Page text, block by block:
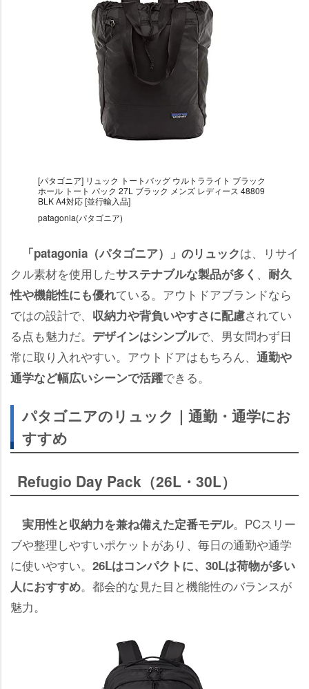
[パタゴニア] リュック トートバッグ ウルトラライト ブラック
ホール トート パック 27L ブラック メンズ レディース 48809
BLK A4対応 [並行輸入品]
patagonia(パタゴニア)
「patagonia（パタゴニア）」のリュックは、リサイ
クル素材を使用したサステナブルな製品が多く 、 耐久
性や機能性にも優れている。アウトドアブランドなら
ではの設計で、 収納力や背負いやすさに配慮されてい
る点も魅力だ。 デザインはシンプルで、男女問わず日
常に取り入れやすい。アウトドアはもちろん、 通勤
通学など幅広いシーンで活躍できる。
パタゴニアのリュック｜通勤・通学にお
すすめ
Refugio Day Pack（26L・30L）
実用性と収納力を兼ね備えた定番モデル。PCスリー
ブや整理しやすいポケットがあり、毎日の通勤や通学
に使いやすい。 26Lはコンパクトに、30Lは荷物が多い
人におすすめ。都会的な見た目と機能性のバランスが
魅力。